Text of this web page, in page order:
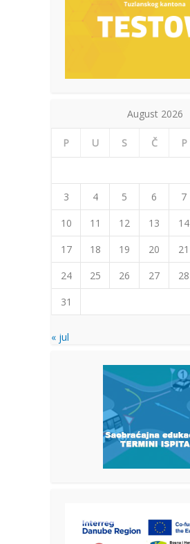
August 2026
P U S Č P
3
4 5 6 7
10
11 12 13 14
17
18 19 20 21
24
25 26 27 28
31
« jul